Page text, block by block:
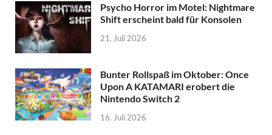
Psycho Horror im Motel: Nightmare
Shift erscheint bald für Konsolen
21. Juli 2026
Bunter Rollspaß im Oktober: Once
Upon A KATAMARI erobert die
Nintendo Switch 2
16. Juli 2026